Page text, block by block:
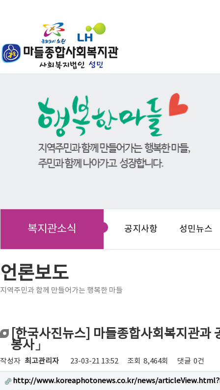
복지관소식 공지사항 성민뉴스
언론보도
지역주민과 함께 만들어가는 행복한 마들
[한국사진뉴스] 마들종합사회복지관
봉사」
작성자 최고관리자 23-03-21 13:52 조회 8,464회 댓글 0건
http://www.koreaphotonews.co.kr/news/